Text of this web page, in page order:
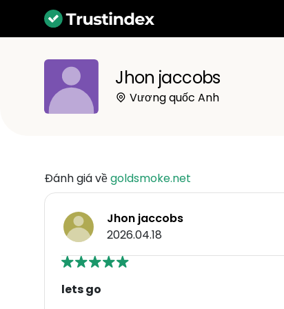
Jhon jaccobs
Vương quốc Anh
Đánh giá vềgoldsmoke.net
Jhon jaccobs
2026.04.18
lets go